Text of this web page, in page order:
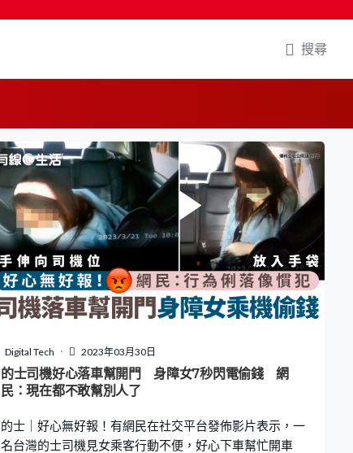
搜尋
Digital Tech 2023年03月30日
的士司機好心落車幫開門 身障女7秒閃電偷錢 網
民：現在都不敢幫別人了
的士｜好心無好報！有網民在社交平台發佈影片表示，一
名台灣的士司機見女乘客行動不便，好心下車幫忙開車